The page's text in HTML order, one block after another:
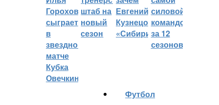
Горохов
сыграет
в
звездном
матче
Кубка
Овечкина
штаб на
новый
сезон
Евгений
Кузнецов
«Сибири»?
силовой
командой
за 12
сезонов
Футбол